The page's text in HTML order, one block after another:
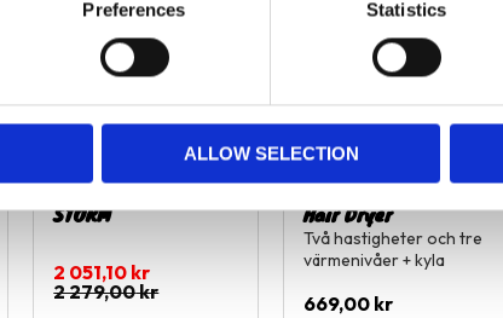
Preferences Statistics
ALLOW SELECTION
WAHL klippmaskin
STORM
2 051,10 kr
2 279,00kr
Wahl Protect 1500w
Hair Dryer
Två hastigheter och tre
värmenivåer + kyla
669,00kr